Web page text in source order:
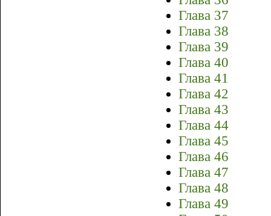
Глава 37
Глава 38
Глава 39
Глава 40
Глава 41
Глава 42
Глава 43
Глава 44
Глава 45
Глава 46
Глава 47
Глава 48
Глава 49